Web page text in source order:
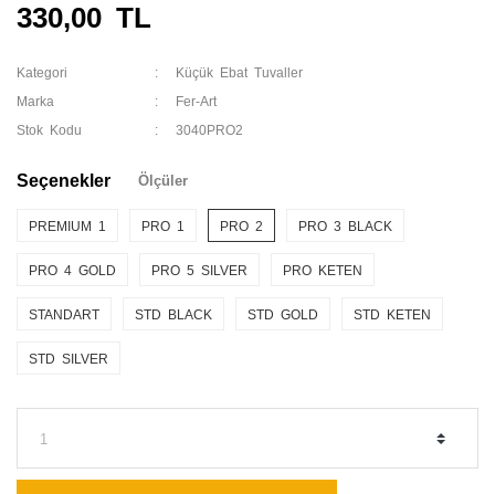
330,00 TL
Kategori Küçük Ebat Tuvaller
Marka Fer-Art
Stok Kodu 3040PRO2
Seçenekler Ölçüler
PREMIUM 1 PRO 1 PRO 2 PRO 3 BLACK
PRO 4 GOLD PRO 5 SILVER PRO KETEN
STANDART STD BLACK STD GOLD STD KETEN
STD SILVER